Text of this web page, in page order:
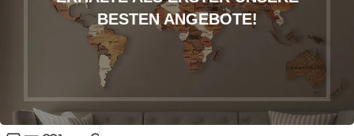
BESTEN ANGEBOTE!